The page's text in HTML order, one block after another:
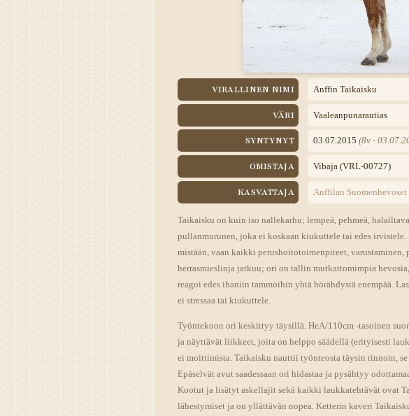
VIRALLINEN NIMI Anffin Taikaisku
VÄRI Vaaleanpunarautias
SYNTYNYT 03.07.2015(8v -
OMISTAJA Vibaja (VRL-00727)
KASVATTAJA Anffilan Suomenhevoset
Taikaisku on kuin iso nallekarhu; lempeä, pehmeä,
pullanmurunen, joka ei koskaan kiukuttele tai edes
mistään, vaan kaikki perushoitotoimenpiteet, varustaminen,
herrasmieslinja jatkuu; ori on tallin mutkattomimpia
reagoi edes ihaniin tammoihin yhtä hörähdystä enempää.
ei stressaa tai kiukuttele.
Työntekoon ori keskittyy täysillä. HeA/110cm -tasoinen
ja näyttävät liikkeet, joita on helppo säädellä (erityisesti
ei moittimista. Taikaisku nauttii työnteosta täysin rinnoin, se
Epäselvät avut saadessaan ori hidastaa ja pysähtyy
Kootut ja lisätyt askellajit sekä kaikki laukkatehtävät ovat
lähestymiset ja on yllättävän nopea. Ketterin kaveri